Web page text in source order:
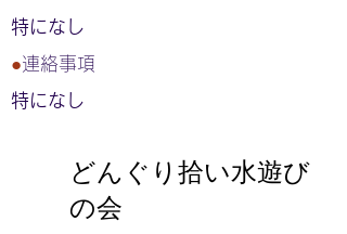
特になし
●連絡事項
特になし
どんぐり拾い水遊び
の会